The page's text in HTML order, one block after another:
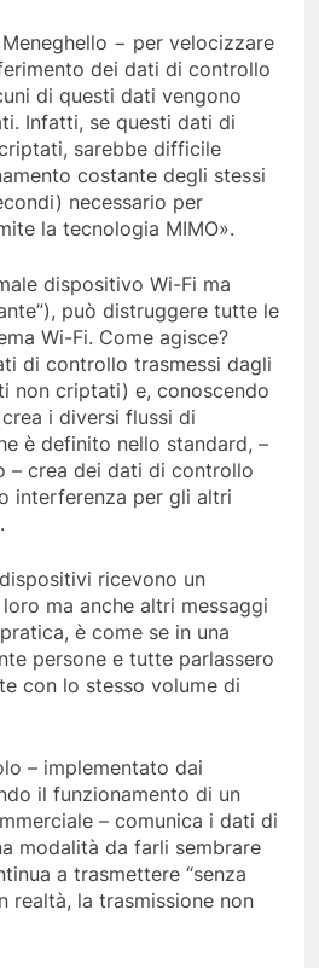
− per velocizzare
dei dati di controllo
di questi dati vengono
Infatti, se questi dati di
sarebbe difficile
costante degli stessi
necessario per
la tecnologia MIMO».
dispositivo Wi-Fi ma
può distruggere tutte le
Wi-Fi. Come agisce?
di controllo trasmessi dagli
non criptati) e, conoscendo
i diversi flussi di
è definito nello standard, –
– crea dei dati di controllo
interferenza per gli altri
ricevono un
ma anche altri messaggi
è come se in una
persone e tutte parlassero
con lo stesso volume di
– implementato dai
il funzionamento di un
– comunica i dati di
modalità da farli sembrare
a trasmettere “senza
realtà, la trasmissione non